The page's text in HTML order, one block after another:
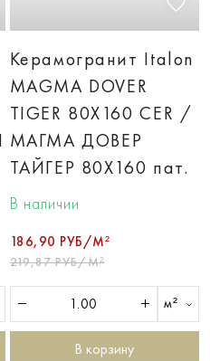
Керамогранит Italon
MAGMA DOVER
TIGER 80X160 CER /
МАГМА ДОВЕР
ТАЙГЕР 80X160 пат.
В наличии
186,90 РУБ/М²
219,87 РУБ/М²
м²
В корзину